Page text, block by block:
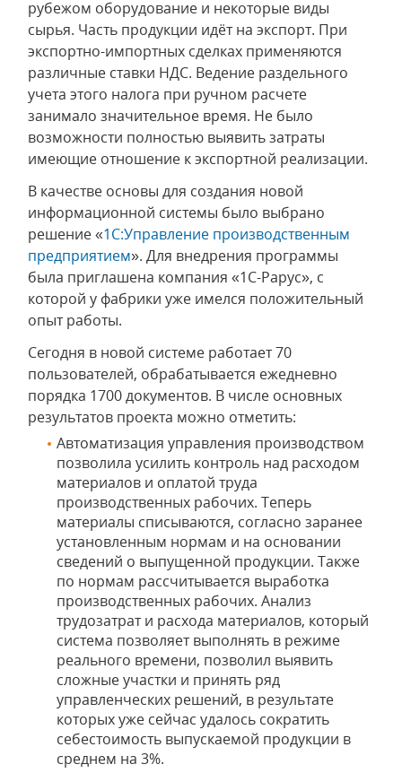
рубежом оборудование и некоторые виды
сырья. Часть продукции идёт на экспорт. При
экспортно-импортных сделках применяются
различные ставки НДС. Ведение раздельного
учета этого налога при ручном расчете
занимало значительное время. Не было
возможности полностью выявить затраты
имеющие отношение к экспортной реализации.
В качестве основы для создания новой
информационной системы было выбрано
решение «1С:Управление производственным
предприятием». Для внедрения программы
была приглашена компания «1С-Рарус», с
которой у фабрики уже имелся положительный
опыт работы.
Сегодня в новой системе работает 70
пользователей, обрабатывается ежедневно
порядка 1700 документов. В числе основных
результатов проекта можно отметить:
Автоматизация управления производством
позволила усилить контроль над расходом
материалов и оплатой труда
производственных рабочих. Теперь
материалы списываются, согласно заранее
установленным нормам и на основании
сведений о выпущенной продукции. Также
по нормам рассчитывается выработка
производственных рабочих. Анализ
трудозатрат и расхода материалов, который
система позволяет выполнять в режиме
реального времени, позволил выявить
сложные участки и принять ряд
управленческих решений, в результате
которых уже сейчас удалось сократить
себестоимость выпускаемой продукции в
среднем на 3%.